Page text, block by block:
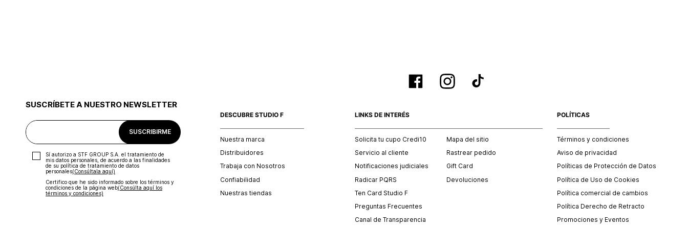
SUSCRÍBETE A NUESTRO NEWSLETTER
SUSCRIBIRME
Sí autorizo a STF GROUP S.A. el tratamiento de
mis datos personales, de acuerdo a las finalidades
de su política de tratamiento de datos
personales‎(Consúltala aquí)
Certifico que he sido informado sobre los términos y
condiciones de la página web‎(Consúlta aquí los
términos y condiciones)
DESCUBRE STUDIO F
Nuestra marca
Distribuidores
Trabaja con Nosotros
Confiabilidad
Nuestras tiendas
LINKS DE INTERÉS
Solicita tu cupo Credi10
Servicio al cliente
Notificaciones judiciales
Radicar PQRS
Ten Card Studio F
Preguntas Frecuentes
Canal de Transparencia
Mapa del sitio
Rastrear pedido
Gift Card
Devoluciones
POLÍTICAS
Términos y condiciones
Aviso de privacidad
Políticas de Protección de Datos
Política de Uso de Cookies
Política comercial de cambios
Política Derecho de Retracto
Promociones y Eventos